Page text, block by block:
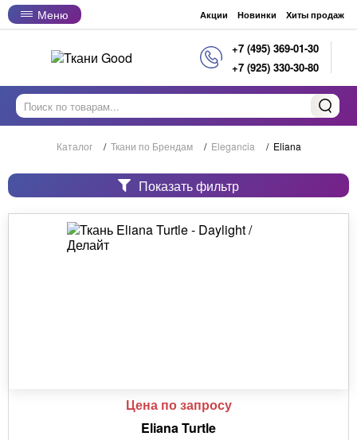
Меню Акции Новинки Хиты продаж
+7 (495) 369-01-30
+7 (925) 330-30-80
Каталог / Ткани по Брендам / Elegancia / Eliana
Показать фильтр
Цена по запросу
Eliana Turtle